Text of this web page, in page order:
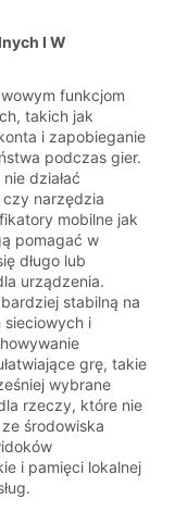
I W
funkcjom
takich jak
i zapobieganie
podczas gier.
działać
czy narzędzia
mobilne jak
pomagać w
długo lub
urządzenia.
stabilną na
sieciowych i
grę, takie
wybrane
rzeczy, które nie
środowiska
i pamięci lokalnej